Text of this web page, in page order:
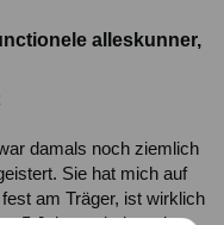
alleskunner,
damals noch ziemlich
Sie hat mich auf
am Träger, ist wirklich